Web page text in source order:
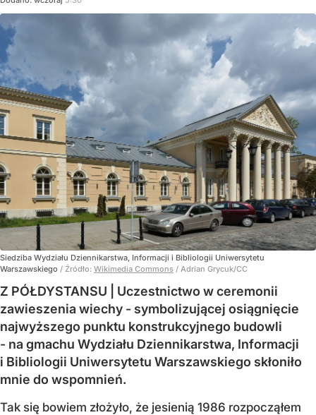
Siedziba Wydziału Dziennikarstwa, Informacji i Bibliologii Uniwersytetu
Warszawskiego / Źródło: Wikimedia Commons / Adrian Grycuk/CC
Z PÓŁDYSTANSU | Uczestnictwo w ceremonii
zawieszenia wiechy - symbolizującej osiągnięcie
najwyższego punktu konstrukcyjnego budowli
- na gmachu Wydziału Dziennikarstwa, Informacji
i Bibliologii Uniwersytetu Warszawskiego skłoniło
mnie do wspomnień.
Tak się bowiem złożyło, że jesienią 1986 rozpocząłem